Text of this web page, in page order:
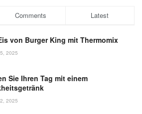
Comments Latest
von Burger King mit Thermomix
2025
Sie Ihren Tag mit einem
2025